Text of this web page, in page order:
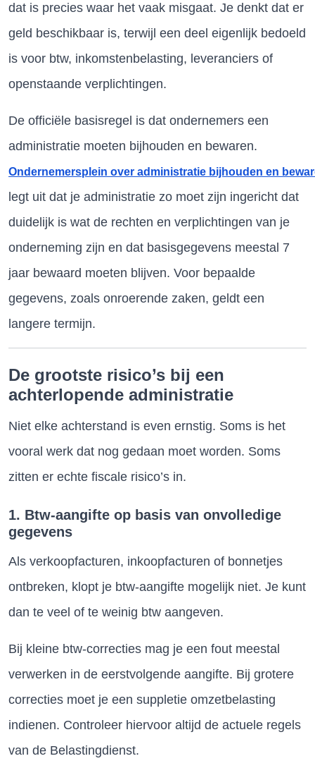
dat is precies waar het vaak misgaat. Je denkt dat er
geld beschikbaar is, terwijl een deel eigenlijk bedoeld
is voor btw, inkomstenbelasting, leveranciers of
openstaande verplichtingen.
De officiële basisregel is dat ondernemers een
administratie moeten bijhouden en bewaren.
Ondernemersplein over administratie bijhouden en
legt uit dat je administratie zo moet zijn ingericht dat
duidelijk is wat de rechten en verplichtingen van je
onderneming zijn en dat basisgegevens meestal 7
jaar bewaard moeten blijven. Voor bepaalde
gegevens, zoals onroerende zaken, geldt een
langere termijn.
De grootste risico’s bij een
achterlopende administratie
Niet elke achterstand is even ernstig. Soms is het
vooral werk dat nog gedaan moet worden. Soms
zitten er echte fiscale risico’s in.
1. Btw-aangifte op basis van onvolledige
gegevens
Als verkoopfacturen, inkoopfacturen of bonnetjes
ontbreken, klopt je btw-aangifte mogelijk niet. Je kunt
dan te veel of te weinig btw aangeven.
Bij kleine btw-correcties mag je een fout meestal
verwerken in de eerstvolgende aangifte. Bij grotere
correcties moet je een suppletie omzetbelasting
indienen. Controleer hiervoor altijd de actuele regels
van de Belastingdienst.